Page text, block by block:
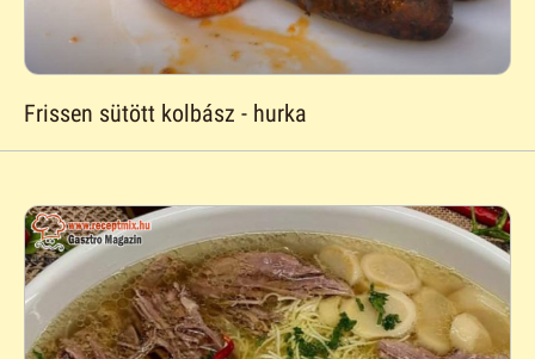
Frissen sütött kolbász - hurka